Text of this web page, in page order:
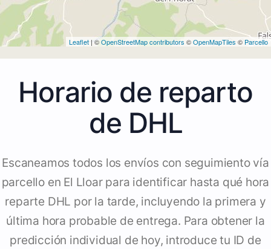
Leaflet | ©OpenStreetMap contributors ©OpenMapTiles © Parcello
Horario de reparto
de DHL
Escaneamos todos los envíos con seguimiento vía
parcello en El Lloar para identificar hasta qué hora
reparte DHL por la tarde, incluyendo la primera y
última hora probable de entrega. Para obtener la
predicción individual de hoy, introduce tu ID de